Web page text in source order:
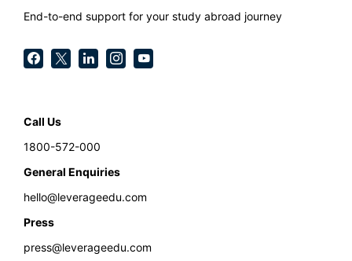
End-to-end support for your study abroad journey
Call Us
1800-572-000
General Enquiries
hello@leverageedu.com
Press
press@leverageedu.com